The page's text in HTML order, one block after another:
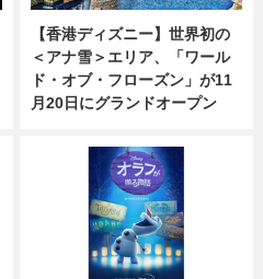
【香港ディズニー】世界初の
＜アナ雪＞エリア、「ワール
ド・オブ・フローズン」が11
月20日にグランドオープン